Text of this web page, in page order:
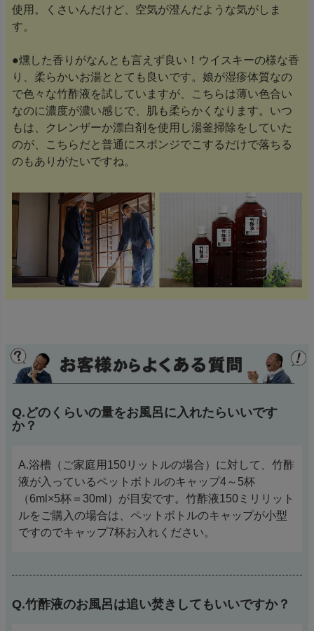
使用。くさいんだけど、空気が澄んだような気がしま
す。
●燻した香りがなんとも言えず良い！ウイスキーの様な香
り、柔らかいお湯ととても良いです。娘が湿疹体質なの
で色々な竹酢液を試していますが、こちらは薄い色合い
なのに濃度が濃い感じで、肌も柔らかくなります。いつ
もは、クレンザーか漂白剤を使用し湯釜掃除をしていた
のが、こちらだと普通にスポンジでこするだけで落ちる
のもありがたいですね。
Q.どのくらいの量をお風呂に入れたらいいです
か？
A.浴槽（ご家庭用150リットルの場合）に対して、竹酢
液が入っているペットボトルのキャップ4～5杯
（6ml×5杯＝30ml）が目安です。竹酢液150ミリリット
ルをご購入の場合は、ペットボトルのキャップが小型
ですのでキャップ7杯お入れください。
Q.竹酢液のお風呂は追い焚きしてもいいですか？